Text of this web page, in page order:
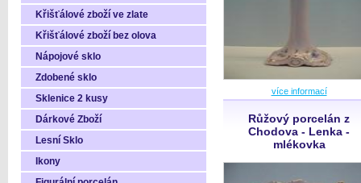
Křišťálové zboží ve zlate
Křišťálové zboží bez olova
Nápojové sklo
Zdobené sklo
Sklenice 2 kusy
Dárkové Zboží
Lesní Sklo
Ikony
více informací
Růžový porcelán z
Chodova - Lenka -
mlékovka